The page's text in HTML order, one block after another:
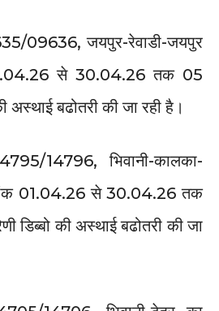
09636, जयपुर-रेवाडी-जयपुर
से 30.04.26 तक 05
अस्थाई बढोतरी की जा रही है।
14796, भिवानी-कालका-
01.04.26 से 30.04.26 तक
डिब्बो की अस्थाई बढोतरी की जा